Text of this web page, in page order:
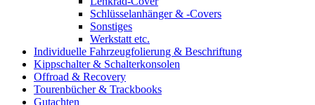
Schlüsselanhänger & -Covers
Sonstiges
Werkstatt etc.
Individuelle Fahrzeugfolierung & Beschriftung
Kippschalter & Schalterkonsolen
Offroad & Recovery
Tourenbücher & Trackbooks
Gutachten